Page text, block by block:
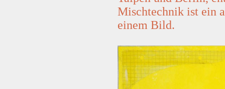
Mischtechnik ist ein
einem Bild.